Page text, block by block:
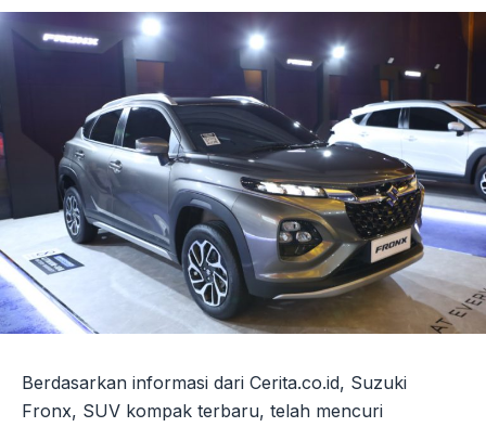
Berdasarkan informasi dari Cerita.co.id, Suzuki
Fronx, SUV kompak terbaru, telah mencuri